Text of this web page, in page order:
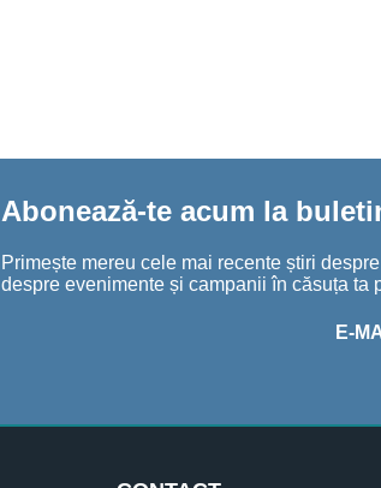
Abonează-te acum la
Primește mereu cele mai recente știri
despre evenimente și campanii în căsuța ta
E-